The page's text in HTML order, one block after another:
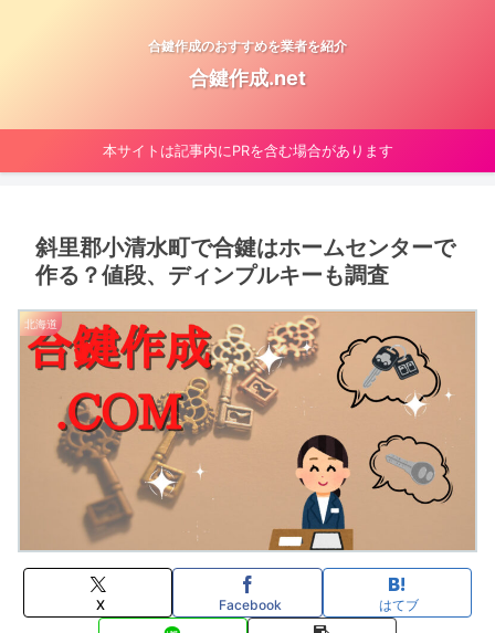
合鍵作成のおすすめを業者を紹介
合鍵作成.net
本サイトは記事内にPRを含む場合があります
斜里郡小清水町で合鍵はホームセンターで
作る？値段、ディンプルキーも調査
北海道
X Facebook はてブ